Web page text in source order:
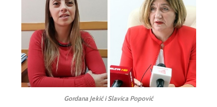
Gordana Jekić i Slavica Popović